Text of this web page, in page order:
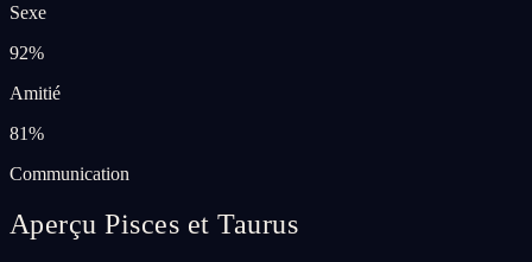
Sexe
92%
Amitié
81%
Communication
Aperçu Pisces et Taurus